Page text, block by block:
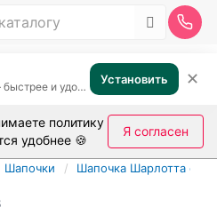
Откройте в приложении — быстрее и удобнее Установить ✕
политику
удобнее 🍪
Я согласен
Шапочки Шапочка Шарлотта